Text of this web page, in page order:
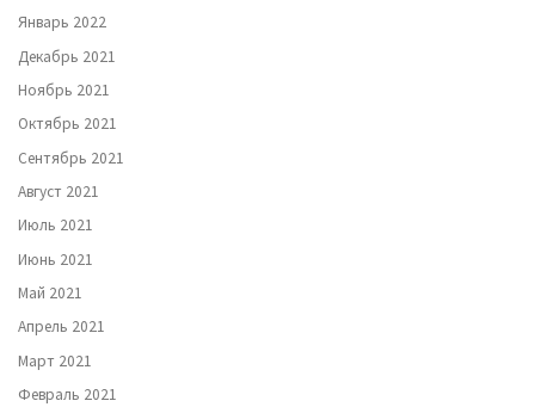
Январь 2022
Декабрь 2021
Ноябрь 2021
Октябрь 2021
Сентябрь 2021
Август 2021
Июль 2021
Июнь 2021
Май 2021
Апрель 2021
Март 2021
Февраль 2021